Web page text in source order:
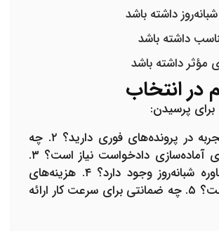
داشته باشد
داشته باشد
داشته باشد
در انتخاب
پرسیدن:
۱. چه مدت تجربه در پرونده‌های فوری دارید؟ ۲. چه
مدت زمان برای آماده‌سازی دادخواست نیاز است؟ ۳.
آیا امکان مشاوره شبانه‌روز وجود دارد؟ ۴. هزینه‌های
فوری چقدر است؟ ۵. چه ضمانتی برای سرعت کار ارائه